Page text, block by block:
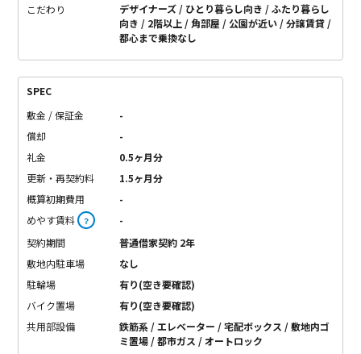
こだわり デザイナーズ ひとり暮らし向き
ふたり暮らし
向き
2階以上 角部屋 公園が近い
分譲賃貸
都心まで乗換なし
SPEC
敷金 / 保証金
-
償却
-
礼金
0.5ヶ月分
更新・再契約料
1.5ヶ月分
概算初期費用
-
めやす賃料 ？
-
契約期間
普通借家契約 2年
敷地内駐車場
なし
駐輪場
有り(空き要確認)
バイク置場
有り(空き要確認)
共用部設備
鉄筋系 / エレベーター / 宅配ボックス / 敷地内ゴ
ミ置場 / 都市ガス / オートロック